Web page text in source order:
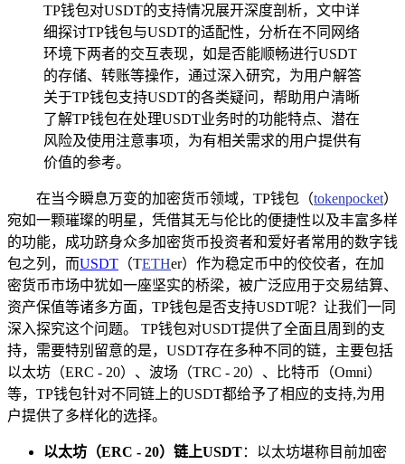
TP钱包对USDT的支持情况展开深度剖析，文中详
细探讨TP钱包与USDT的适配性，分析在不同网络
环境下两者的交互表现，如是否能顺畅进行USDT
的存储、转账等操作，通过深入研究，为用户解答
关于TP钱包支持USDT的各类疑问，帮助用户清晰
了解TP钱包在处理USDT业务时的功能特点、潜在
风险及使用注意事项，为有相关需求的用户提供有
价值的参考。
在当今瞬息万变的加密货币领域，TP钱包（tokenpocket）
宛如一颗璀璨的明星，凭借其无与伦比的便捷性以及丰富多样
的功能，成功跻身众多加密货币投资者和爱好者常用的数字钱
包之列，而USDT （TETHer）作为稳定币中的佼佼者，在加
密货币市场中犹如一座坚实的桥梁，被广泛应用于交易结算、
资产保值等诸多方面，TP钱包是否支持USDT呢？让我们一同
深入探究这个问题。 TP钱包对USDT提供了全面且周到的支
持，需要特别留意的是，USDT存在多种不同的链，主要包括
以太坊（ERC - 20）、波场（TRC - 20）、比特币（Omni）
等，TP钱包针对不同链上的USDT都给予了相应的支持,为用
户提供了多样化的选择。
以太坊（ERC - 20）链上USDT：以太坊堪称目前加密